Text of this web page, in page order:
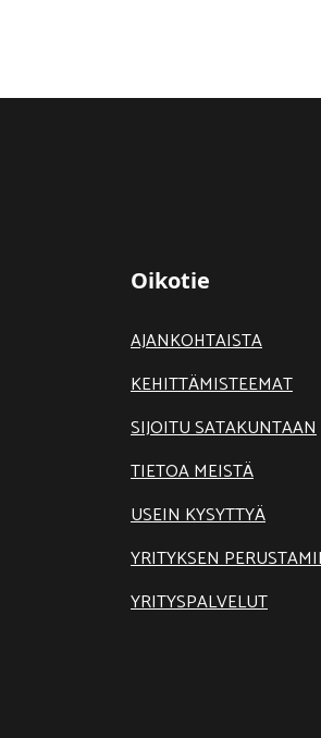
Oikotie
AJANKOHTAISTA
KEHITTÄMISTEEMAT
SIJOITU SATAKUNTAAN
TIETOA MEISTÄ
USEIN KYSYTTYÄ
YRITYKSEN
YRITYSPALVELUT